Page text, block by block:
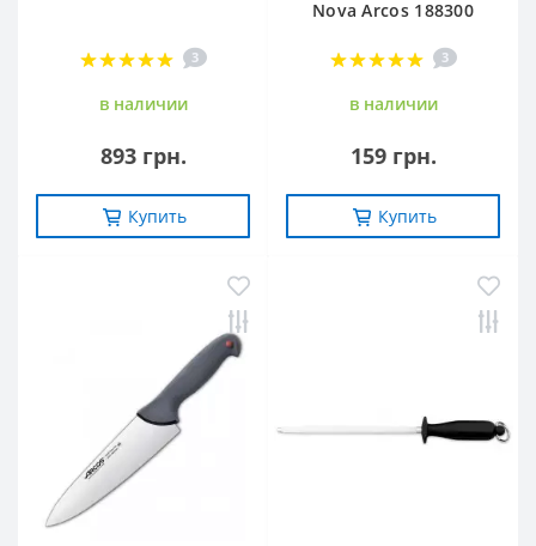
3
в наличии
893 грн.
Купить
Nova Arcos 188300
3
в наличии
159 грн.
Купить